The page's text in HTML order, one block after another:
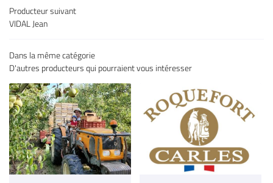
fine
producteurs
Avis
& Exclu
Contact
Rejoignez-
Producteur suivant
VIDAL Jean
Dans la même catégorie
D'autres producteurs qui pourraient vous intéresser